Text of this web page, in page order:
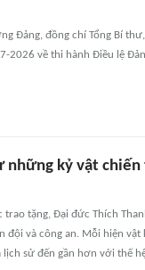
Đảng, đồng chí Tổng Bí
2026 về thi hành Điều lệ
những kỷ vật
tặng, Đại đức Thích
đội và công an. Mỗi hiện
sử đến gần hơn với thế